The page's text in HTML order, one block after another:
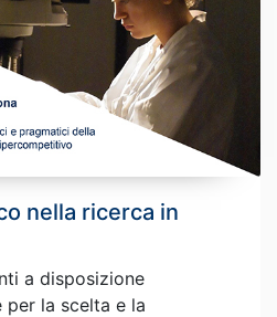
nella ricerca in
a disposizione
per la scelta e la